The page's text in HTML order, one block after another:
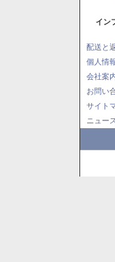
インフ
配送と
個人情
会社案
お問い
サイト
ニュー